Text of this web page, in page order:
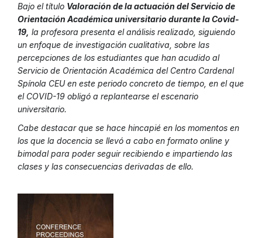
Bajo el título Valoración de la actuación del Servicio de
Orientación Académica universitario durante la Covid-
19, la profesora presenta el análisis realizado, siguiendo
un enfoque de investigación cualitativa, sobre las
percepciones de los estudiantes que han acudido al
Servicio de Orientación Académica del Centro Cardenal
Spínola CEU en este periodo concreto de tiempo, en el que
el COVID-19 obligó a replantearse el escenario
universitario.
Cabe destacar que se hace hincapié en los momentos en
los que la docencia se llevó a cabo en formato online y
bimodal para poder seguir recibiendo e impartiendo las
clases y las consecuencias derivadas de ello.